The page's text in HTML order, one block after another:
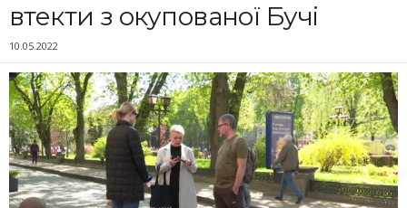
втекти з окупованої Бучі
10.05.2022